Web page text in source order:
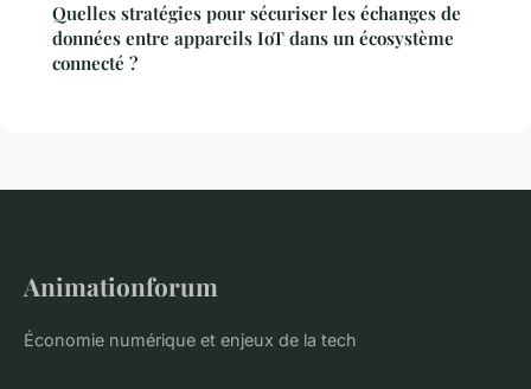
Quelles stratégies pour sécuriser les échanges de
données entre appareils IoT dans un écosystème
connecté ?
Animationforum
Économie numérique et enjeux de la tech